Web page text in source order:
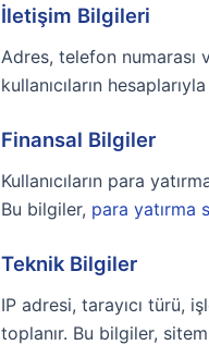
İletişim Bilgileri
Adres, telefon numarası
kullanıcıların
Finansal Bilgiler
Kullanıcıların para
Bu bilgiler, para yatırma
Teknik Bilgiler
IP adresi, tarayıcı türü,
toplanır. Bu bilgiler,